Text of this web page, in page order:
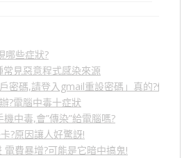
哪些症狀?
見惡意程式感染來源
密碼,請登入gmail重設密碼」真的?假的?5
?電腦中毒十症狀
中毒,會”傳染”給電腦嗎?
?原因讓人好驚訝!
費暴增?可能是它暗中搞鬼!